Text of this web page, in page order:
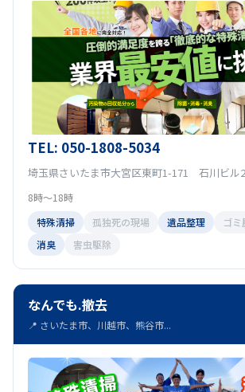
TEL: 050-1808-5034
埼玉県さいたま市大宮区東町1-171 石川ビル
8時～18時
特殊清掃
孤独死の現場 遺品整理
ゴ
消臭
害虫駆除
なんでも.撤去
📍 さいたま市、川越市、熊谷市...